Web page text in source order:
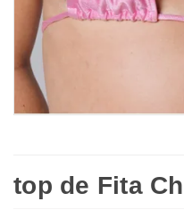
top de Fita